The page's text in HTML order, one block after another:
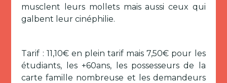
musclent leurs mollets mais aussi ceux qui
galbent leur cinéphilie.
Tarif : 11,10€ en plein tarif mais 7,50€ pour les
étudiants, les +60ans, les possesseurs de la
carte famille nombreuse et les demandeurs